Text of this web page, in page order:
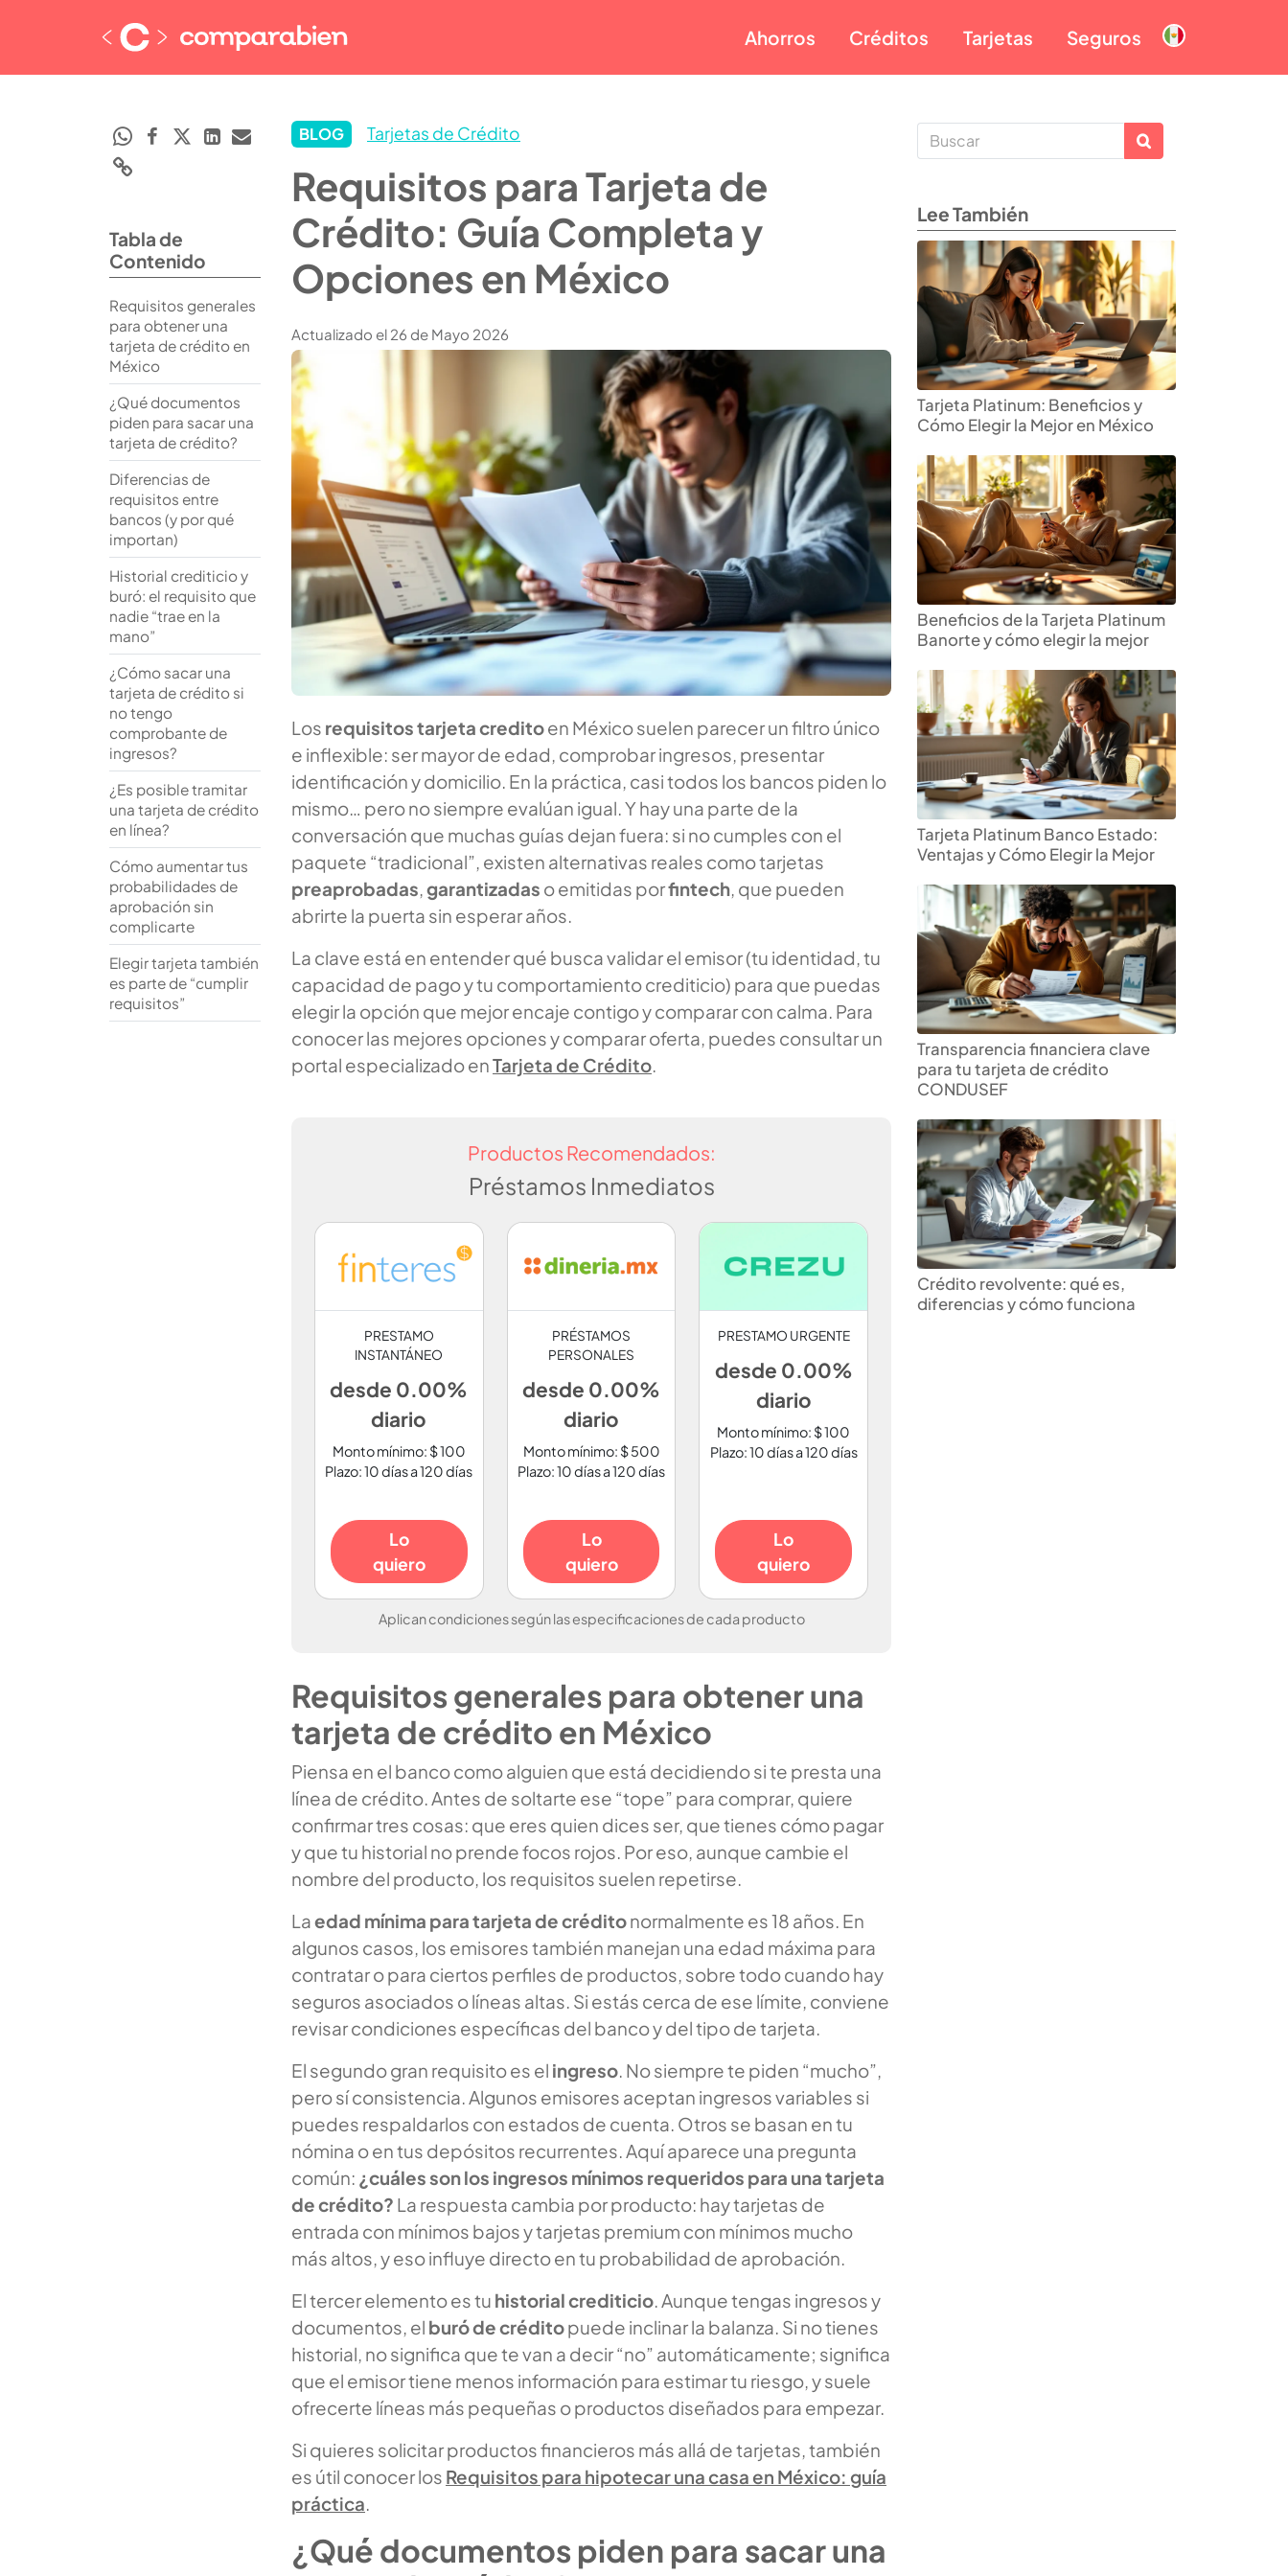
Ahorros Créditos Tarjetas Seguros
BLOG Tarjetas de Crédito
Requisitos para Tarjeta de
Crédito: Guía Completa y
Opciones en México
Actualizado el 26 de Mayo 2026
Los requisitos tarjeta creditoen México suelen parecer un filtro único
e inflexible: ser mayor de edad, comprobar ingresos, presentar
identificación y domicilio. En la práctica, casi todos los bancos piden lo
mismo… pero no siempre evalúan igual. Y hay una parte de la
conversación que muchas guías dejan fuera: si no cumples con el
paquete “tradicional”, existen alternativas reales como tarjetas
preaprobadas,garantizadas o emitidas porfintech, que pueden
abrirte la puerta sin esperar años.
La clave está en entender qué busca validar el emisor (tu identidad, tu
capacidad de pago y tu comportamiento crediticio) para que puedas
elegir la opción que mejor encaje contigo y comparar con calma. Para
conocer las mejores opciones y comparar oferta, puedes consultar un
portal especializado enTarjeta de Crédito.
Productos Recomendados:
Préstamos Inmediatos
PRESTAMO
INSTANTÁNEO
desde 0.00%
diario
Monto mínimo: $ 100
Plazo: 10 días a 120 días
Lo
quiero
PRÉSTAMOS
PERSONALES
desde 0.00%
diario
Monto mínimo: $ 500
Plazo: 10 días a 120 días
Lo
quiero
PRESTAMO URGENTE
desde 0.00%
diario
Monto mínimo: $ 100
Plazo: 10 días a 120 días
Lo
quiero
Aplican condiciones según las especificaciones de cada producto
Requisitos generales para obtener una
tarjeta de crédito en México
Piensa en el banco como alguien que está decidiendo si te presta una
línea de crédito. Antes de soltarte ese “tope” para comprar, quiere
confirmar tres cosas: que eres quien dices ser, que tienes cómo pagar
y que tu historial no prende focos rojos. Por eso, aunque cambie el
nombre del producto, los requisitos suelen repetirse.
Laedad mínima para tarjeta de créditonormalmente es 18 años. En
algunos casos, los emisores también manejan una edad máxima para
contratar o para ciertos perfiles de productos, sobre todo cuando hay
seguros asociados o líneas altas. Si estás cerca de ese límite, conviene
revisar condiciones específicas del banco y del tipo de tarjeta.
El segundo gran requisito es el ingreso. No siempre te piden “mucho”,
pero sí consistencia. Algunos emisores aceptan ingresos variables si
puedes respaldarlos con estados de cuenta. Otros se basan en tu
nómina o en tus depósitos recurrentes. Aquí aparece una pregunta
común: ¿cuáles son los ingresos mínimos requeridos para una tarjeta
de crédito? La respuesta cambia por producto: hay tarjetas de
entrada con mínimos bajos y tarjetas premium con mínimos mucho
más altos, y eso influye directo en tu probabilidad de aprobación.
El tercer elemento es tu historial crediticio. Aunque tengas ingresos y
documentos, el buró de créditopuede inclinar la balanza. Si no tienes
historial, no significa que te van a decir “no” automáticamente; significa
que el emisor tiene menos información para estimar tu riesgo, y suele
ofrecerte líneas más pequeñas o productos diseñados para empezar.
Si quieres solicitar productos financieros más allá de tarjetas, también
es útil conocer los Requisitos para hipotecar una casa en México: guía
práctica.
¿Qué documentos piden para sacar una
Tabla de
Contenido
Requisitos generales
para obtener una
tarjeta de crédito en
México
¿Qué documentos
piden para sacar una
tarjeta de crédito?
Diferencias de
requisitos entre
bancos (y por qué
importan)
Historial crediticio y
buró: el requisito que
nadie “trae en la
mano”
¿Cómo sacar una
tarjeta de crédito si
no tengo
comprobante de
ingresos?
¿Es posible tramitar
una tarjeta de crédito
en línea?
Cómo aumentar tus
probabilidades de
aprobación sin
complicarte
Elegir tarjeta también
es parte de “cumplir
requisitos”
Lee También
Tarjeta Platinum: Beneficios y
Cómo Elegir la Mejor en México
Beneficios de la Tarjeta Platinum
Banorte y cómo elegir la mejor
Tarjeta Platinum Banco Estado:
Ventajas y Cómo Elegir la Mejor
Transparencia financiera clave
para tu tarjeta de crédito
CONDUSEF
Crédito revolvente: qué es,
diferencias y cómo funciona